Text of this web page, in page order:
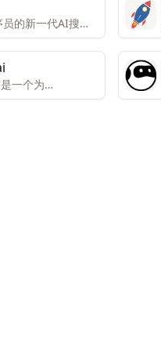
的新一代AI搜索
一个为
设计的高级